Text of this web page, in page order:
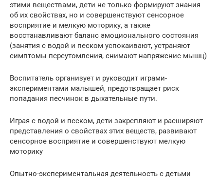
этими веществами, дети не только формируют знания
об их свойствах, но и совершенствуют сенсорное
восприятие и мелкую моторику, а также
восстанавливают баланс эмоционального состояния
(занятия с водой и песком успокаивают, устраняют
симптомы переутомления, снимают напряжение мышц)
Воспитатель организует и руководит играми-
экспериментами малышей, предотвращает риск
попадания песчинок в дыхательные пути.
Играя с водой и песком, дети закрепляют и расширяют
представления о свойствах этих веществ, развивают
сенсорное восприятие и совершенствуют мелкую
моторику
Опытно-экспериментальная деятельность с детьми